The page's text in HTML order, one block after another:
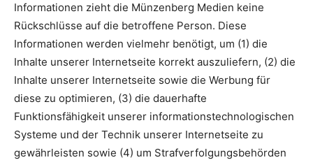
Informationen zieht die Münzenberg Medien keine
Rückschlüsse auf die betroffene Person. Diese
Informationen werden vielmehr benötigt, um (1) die
Inhalte unserer Internetseite korrekt auszuliefern, (2) die
Inhalte unserer Internetseite sowie die Werbung für
diese zu optimieren, (3) die dauerhafte
Funktionsfähigkeit unserer informationstechnologischen
Systeme und der Technik unserer Internetseite zu
gewährleisten sowie (4) um Strafverfolgungsbehörden